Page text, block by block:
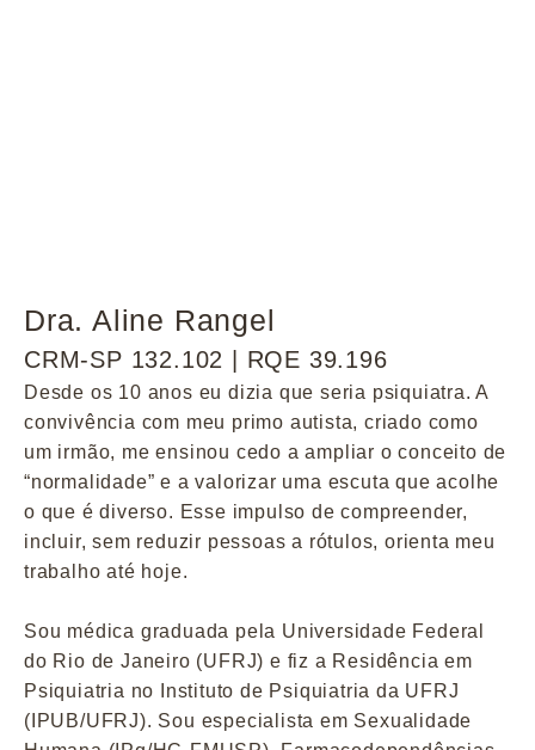
Dra. Aline Rangel
CRM-SP 132.102 | RQE 39.196
Desde os 10 anos eu dizia que seria psiquiatra. A
convivência com meu primo autista, criado como
um irmão, me ensinou cedo a ampliar o conceito de
“normalidade” e a valorizar uma escuta que acolhe
o que é diverso. Esse impulso de compreender,
incluir, sem reduzir pessoas a rótulos, orienta meu
trabalho até hoje.
Sou médica graduada pela Universidade Federal
do Rio de Janeiro (UFRJ) e fiz a Residência em
Psiquiatria no Instituto de Psiquiatria da UFRJ
(IPUB/UFRJ). Sou especialista em Sexualidade